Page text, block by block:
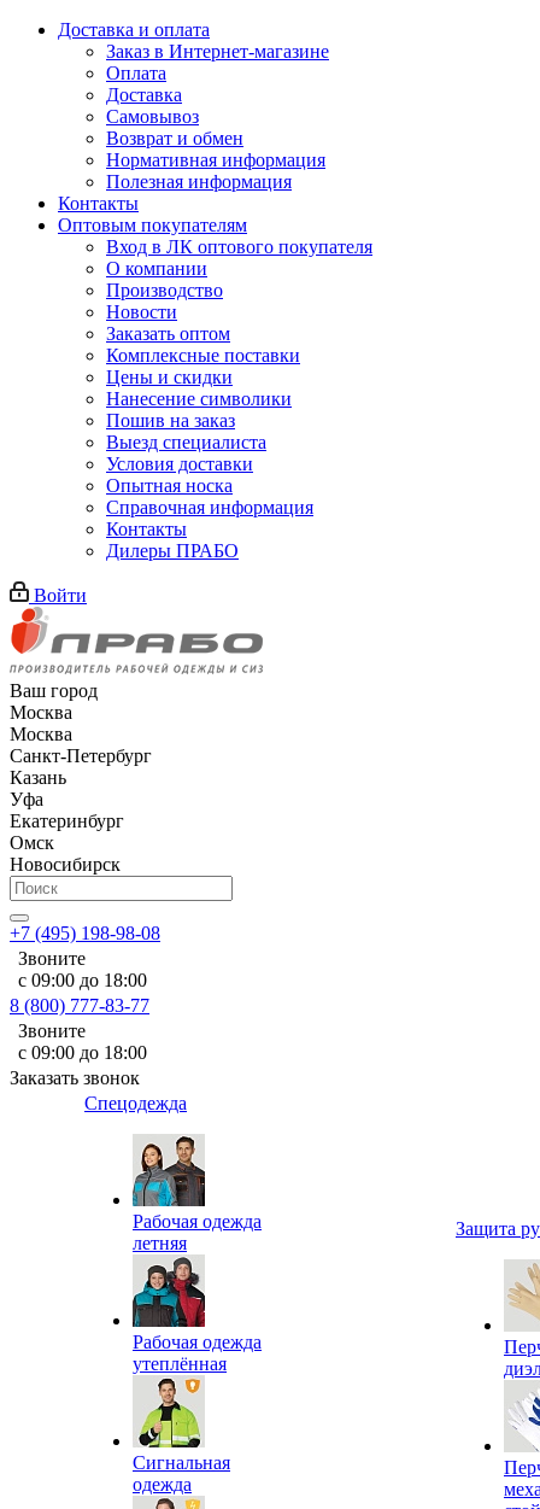
Доставка и оплата
Заказ в Интернет-магазине
Оплата
Доставка
Самовывоз
Возврат и обмен
Нормативная информация
Полезная информация
Контакты
Оптовым покупателям
Вход в ЛК оптового покупателя
О компании
Производство
Новости
Заказать оптом
Комплексные поставки
Цены и скидки
Нанесение символики
Пошив на заказ
Выезд специалиста
Условия доставки
Опытная носка
Справочная информация
Контакты
Дилеры ПРАБО
Войти
Ваш город
Москва
Москва
Санкт-Петербург
Казань
Уфа
Екатеринбург
Омск
Новосибирск
+7 (495) 198-98-08
Звоните
с 09:00 до 18:00
8 (800) 777-83-77
Звоните
с 09:00 до 18:00
Заказать звонок
Спецодежда
Рабочая одежда
летняя
Рабочая одежда
утеплённая
Сигнальная
одежда
Защита